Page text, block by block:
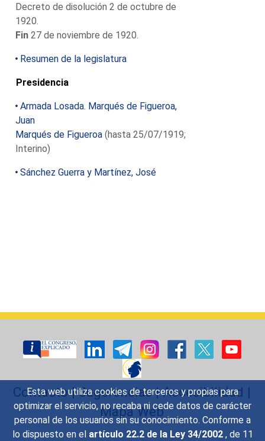
Esta web utiliza cookies de terceros y propias para
optimizar el servicio, no recaba ni cede datos de carácter
personal de los usuarios sin su conocimiento. Conforme a
lo dispuesto en el artículo 22.2 de la Ley 34/2002 , de 11
Decreto de disolución 2 de octubre de
1920.
Fin 27 de noviembre de 1920.
Resumen de la legislatura
Presidencia
Armada Losada. Marqués de Figueroa,
Juan
Marqués de Figueroa (hasta 25/07/1919;
Interino)
Sánchez Guerra y Martínez, José
Contacto|Sugerencias|Accesibilidad |
Mapa Web